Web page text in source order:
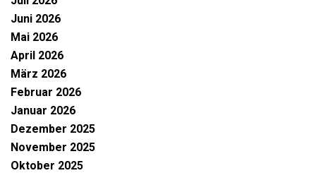
Juni 2026
Mai 2026
April 2026
März 2026
Februar 2026
Januar 2026
Dezember 2025
November 2025
Oktober 2025